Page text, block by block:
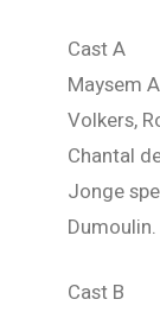
Cast A
Maysem
Volkers,
Chantal
Jonge
Dumoulin.
Cast B